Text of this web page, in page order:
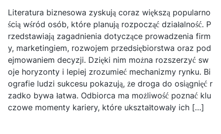
Literatura biznesowa zyskują coraz większą popularno
ścią wśród osób, które planują rozpocząć działalność. P
rzedstawiają zagadnienia dotyczące prowadzenia firm
y, marketingiem, rozwojem przedsiębiorstwa oraz pod
ejmowaniem decyzji. Dzięki nim można rozszerzyć sw
oje horyzonty i lepiej zrozumieć mechanizmy rynku. Bi
ografie ludzi sukcesu pokazują, że droga do osiągnięć r
zadko bywa łatwa. Odbiorca ma możliwość poznać klu
czowe momenty kariery, które ukształtowały ich […]